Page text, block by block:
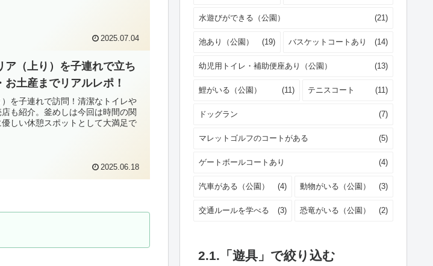
2025.07.04
ア（上り）を子連れで立ち
土産までリアルレポ！
を子連れで訪問！清潔なトイレや
も紹介。釜めしは今回は時間の関
しい休憩スポットとして大満足で
2025.06.18
水遊びができる（公園） (21)
池あり（公園） (19) バスケットコートあり (14)
幼児用トイレ・補助便座あり（公園） (13)
鯉がいる（公園） (11) テニスコート (11)
ドッグラン (7)
マレットゴルフのコートがある (5)
ゲートボールコートあり (4)
汽車がある（公園） (4) 動物がいる（公園） (3)
交通ルールを学べる (3) 恐竜がいる（公園） (2)
2.1.「遊具」で絞り込む